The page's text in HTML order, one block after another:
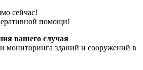
сейчас!
помощи!
вашего случая